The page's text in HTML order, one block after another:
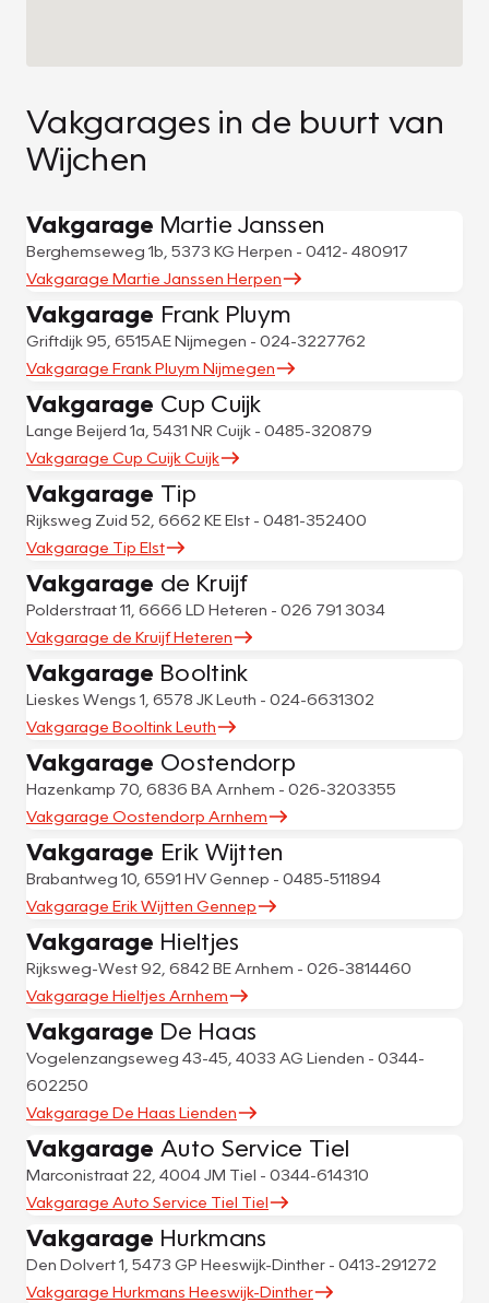
Vakgarages in de buurt van
Wijchen
Vakgarage Martie Janssen
Berghemseweg 1b, 5373 KG Herpen - 0412- 480917
Vakgarage Martie Janssen Herpen
Vakgarage Frank Pluym
Griftdijk 95, 6515AE Nijmegen - 024-3227762
Vakgarage Frank Pluym Nijmegen
Vakgarage Cup Cuijk
Lange Beijerd 1a, 5431 NR Cuijk - 0485-320879
Vakgarage Cup Cuijk Cuijk
Vakgarage Tip
Rijksweg Zuid 52, 6662 KE Elst - 0481-352400
Vakgarage Tip Elst
Vakgarage de Kruijf
Polderstraat 11, 6666 LD Heteren - 026 791 3034
Vakgarage de Kruijf Heteren
Vakgarage Booltink
Lieskes Wengs 1, 6578 JK Leuth - 024-6631302
Vakgarage Booltink Leuth
Vakgarage Oostendorp
Hazenkamp 70, 6836 BA Arnhem - 026-3203355
Vakgarage Oostendorp Arnhem
Vakgarage Erik Wijtten
Brabantweg 10, 6591 HV Gennep - 0485-511894
Vakgarage Erik Wijtten Gennep
Vakgarage Hieltjes
Rijksweg-West 92, 6842 BE Arnhem - 026-3814460
Vakgarage Hieltjes Arnhem
Vakgarage De Haas
Vogelenzangseweg 43-45, 4033 AG Lienden - 0344-
602250
Vakgarage De Haas Lienden
Vakgarage Auto Service Tiel
Marconistraat 22, 4004 JM Tiel - 0344-614310
Vakgarage Auto Service Tiel Tiel
Vakgarage Hurkmans
Den Dolvert 1, 5473 GP Heeswijk-Dinther - 0413-291272
Vakgarage Hurkmans Heeswijk-Dinther